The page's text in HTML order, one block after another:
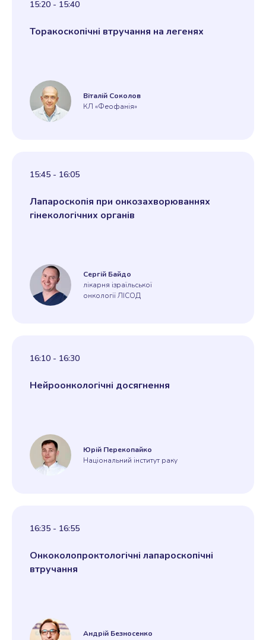
15:20 - 15:40
Торакоскопічні втручання на легенях
Віталій Соколов
КЛ «Феофанія»
15:45 - 16:05
Лапароскопія при онкозахворюваннях
гінекологічних органів
Сергій Байдо
лікарня ізраїльської
онкології ЛІСОД
16:10 - 16:30
Нейроонкологічні досягнення
Юрій Перекопайко
Національний інститут раку
16:35 - 16:55
Онкоколопроктологічні лапароскопічні
втручання
Андрій Безносенко